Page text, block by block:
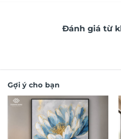
Đánh giá từ
Gợi ý cho bạn